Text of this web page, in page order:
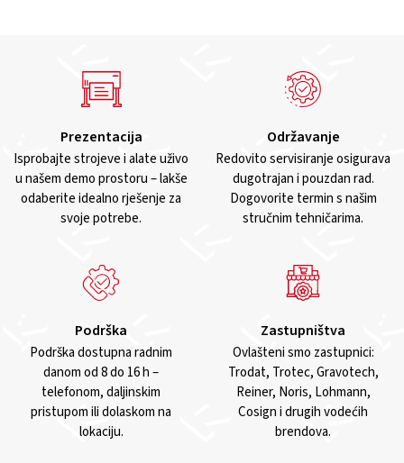
Prezentacija
Isprobajte strojeve i alate uživo
u našem demo prostoru – lakše
odaberite idealno rješenje za
svoje potrebe.
Održavanje
Redovito servisiranje osigurava
dugotrajan i pouzdan rad.
Dogovorite termin s našim
stručnim tehničarima.
Podrška
Podrška dostupna radnim
danom od 8 do 16 h –
telefonom, daljinskim
pristupom ili dolaskom na
lokaciju.
Zastupništva
Ovlašteni smo zastupnici:
Trodat, Trotec, Gravotech,
Reiner, Noris, Lohmann,
Cosign i drugih vodećih
brendova.